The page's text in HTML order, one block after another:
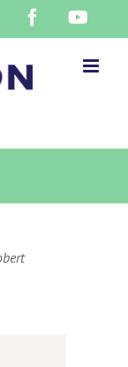
Facebook